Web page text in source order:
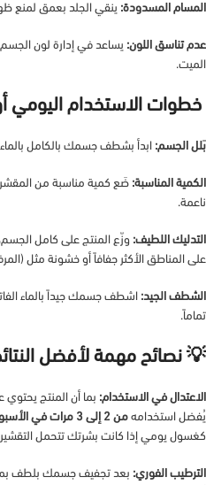
المسام المسدودة: ينقي الجلد بعمق لمنع
عدم تناسق اللون: يساعد في إدارة لون الجسم
الميت.
خطوات الاستخدام اليومي
بَلل الجسم: ابدأ بشطف جسمك بالكامل بالماء
الكمية المناسبة: ضَع كمية مناسبة من
ناعمة.
التدليك اللطيف: وزّع المنتج على كامل
على المناطق الأكثر جفافاً أو خشونة مثل
الشطف الجيد: اشطف جسمك جيداً بالماء
تماماً.
💡 نصائح مهمة لأفضل
الاعتدال في الاستخدام: بما أن المنتج
يُفضل استخدامه من 2 إلى 3 مرات في الأسبوع
كغسول يومي إذا كانت بشرتك تتحمل
الترطيب الفوري: بعد تجفيف جسمك بلطف